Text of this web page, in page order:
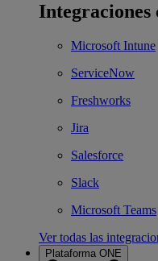
Integraciones
Microsoft Intune
ServiceNow
Freshworks
Jira
Salesforce
Slack
Microsoft Teams
Ver todas las
Plataforma ONE